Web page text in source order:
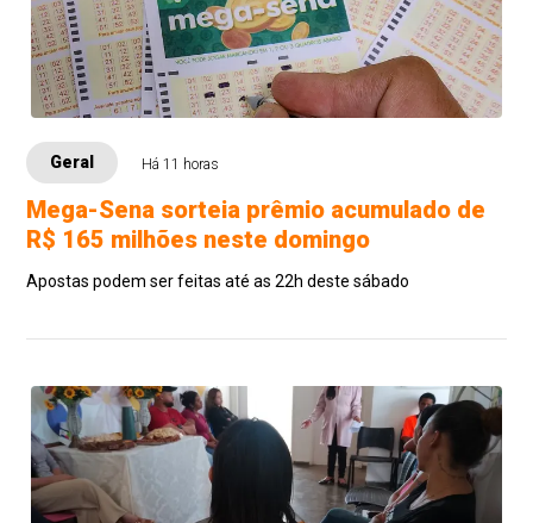
Geral Há 11 horas
Mega-Sena sorteia prêmio acumulado de
R$ 165 milhões neste domingo
Apostas podem ser feitas até as 22h deste sábado